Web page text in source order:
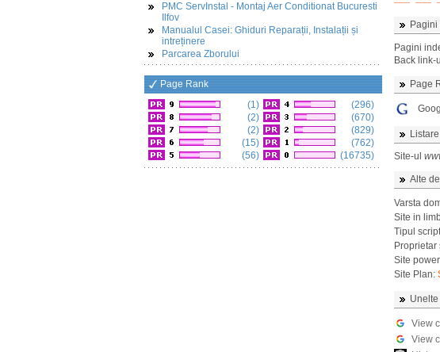
PMC ServInstal - Montaj Aer Conditionat Bucuresti
Ilfov
Manualul Casei: Ghiduri Reparații, Instalații și
intreținere
Parcarea Zborului
Page Rank
(1)
(2)
(2)
(15)
(56)
(296)
(670)
(829)
(762)
(16735)
Pagini
Back link-
Page
Site-ul
Alte
Varsta
Site in
Tipul
Proprietar
Site
Site Plan:
Unelte
View
View